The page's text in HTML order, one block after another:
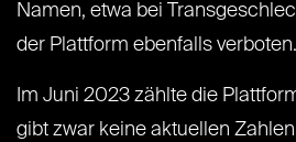
Namen, etwa bei
der Plattform ebenfalls verboten.
Im Juni 2023 zählte die
gibt zwar keine aktuellen